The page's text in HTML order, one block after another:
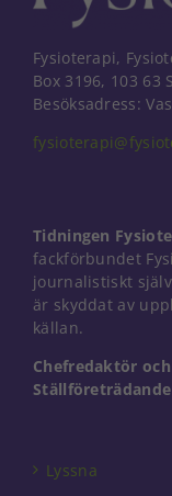
Fysioterapi,
Box 3196, 103 63
Besöksadress:
Tidningen
fackförbundet
journalistiskt
är skyddat av
källan.
Chefredaktör
Lyssna